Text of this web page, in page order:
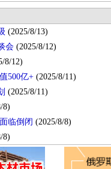
(2025/8/13)
会 (2025/8/12)
8/12)
500亿+ (2025/8/11)
(2025/8/11)
8)
临倒闭 (2025/8/8)
8)